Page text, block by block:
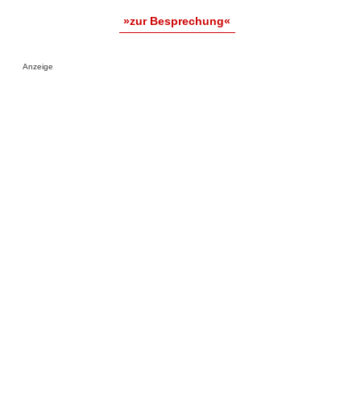
»zur Besprechung«
Anzeige